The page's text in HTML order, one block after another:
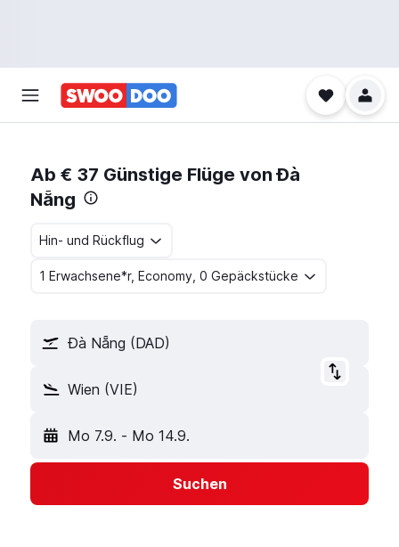
Ab € 37 Günstige Flüge von Đà
Nẵng
Hin- und Rückflug
1 Erwachsene*r, Economy, 0 Gepäckstücke
Đà Nẵng (DAD)
Wien (VIE)
Mo 7.9. - Mo 14.9.
Suchen